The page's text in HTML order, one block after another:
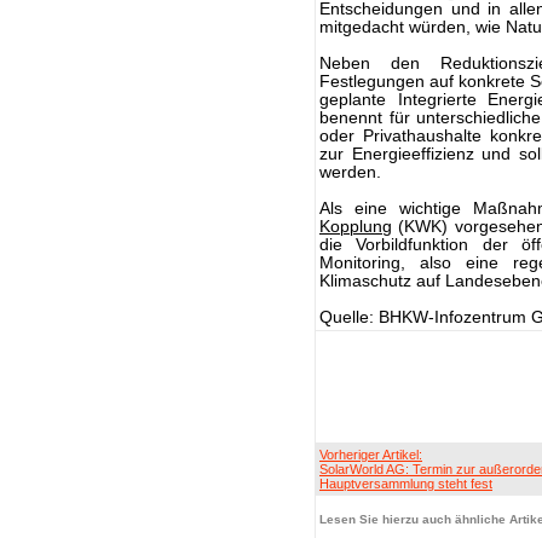
Entscheidungen und in
mitgedacht würden, wie
Neben den
Festlegungen auf konkrete
geplante Integrierte
benennt für
oder Privathaushalte
zur Energieeffizienz und
werden.
Als eine wichtige
Kopplung (KWK)
die Vorbildfunktion der
Monitoring, also eine
Klimaschutz auf
Quelle: BHKW-Infozentrum
Vorheriger Artikel:
SolarWorld AG: Termin zur
Hauptversammlung steht fest
Lesen Sie hierzu auch ähnliche